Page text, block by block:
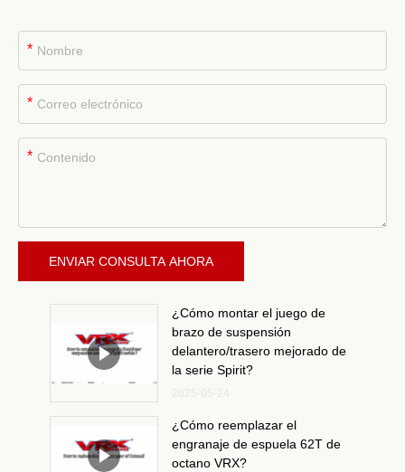
*
*
*
ENVIAR CONSULTA AHORA
¿Cómo montar el juego de
brazo de suspensión
delantero/trasero mejorado de
la serie Spirit?
¿Cómo reemplazar el
engranaje de espuela 62T de
octano VRX?